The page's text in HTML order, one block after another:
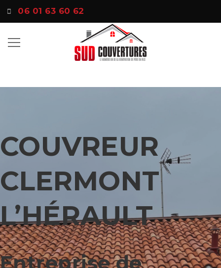
06 01 63 60 62
COUVREUR
CLERMONT
L’HÉRAULT
Entreprise de